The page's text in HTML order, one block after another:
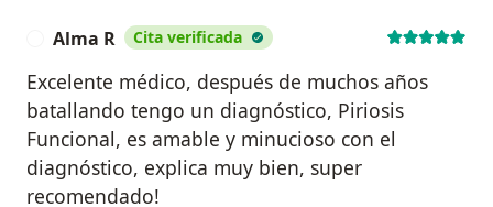
Alma R Cita verificada
Excelente médico, después de muchos años
batallando tengo un diagnóstico, Piriosis
Funcional, es amable y minucioso con el
diagnóstico, explica muy bien, super
recomendado!